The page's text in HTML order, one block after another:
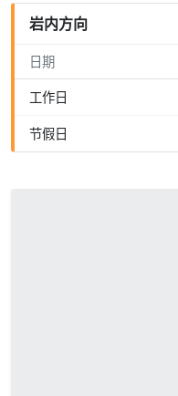
岩内方向
日期
工作日
节假日